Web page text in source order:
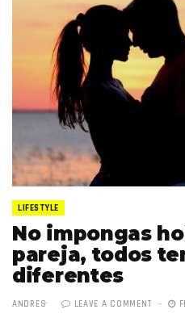
LIFESTYLE
No impongas
pareja, todos
diferentes
ANDRES LEAVE A COMMENT